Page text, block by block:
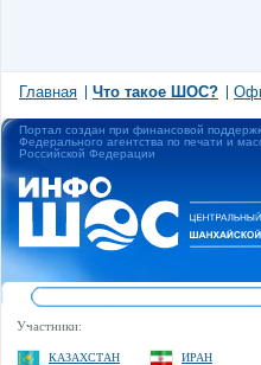
Главная Что такое ШОС?
Портал создан при финансовой
Федерального агентства по печати и
Российской Федерации
Участники:
КАЗАХСТАН
ИРАН